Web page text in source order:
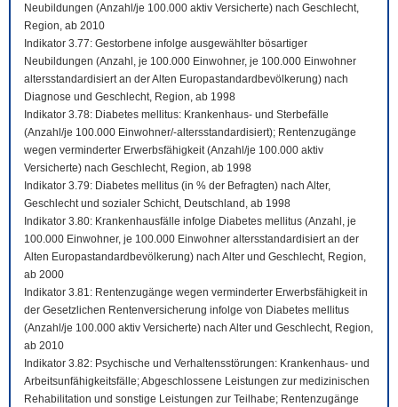
Neubildungen (Anzahl/je 100.000 aktiv Versicherte) nach Geschlecht,
Region, ab 2010
Indikator 3.77: Gestorbene infolge ausgewählter bösartiger
Neubildungen (Anzahl, je 100.000 Einwohner, je 100.000 Einwohner
altersstandardisiert an der Alten Europastandardbevölkerung) nach
Diagnose und Geschlecht, Region, ab 1998
Indikator 3.78: Diabetes mellitus: Krankenhaus- und Sterbefälle
(Anzahl/je 100.000 Einwohner/-altersstandardisiert); Rentenzugänge
wegen verminderter Erwerbsfähigkeit (Anzahl/je 100.000 aktiv
Versicherte) nach Geschlecht, Region, ab 1998
Indikator 3.79: Diabetes mellitus (in % der Befragten) nach Alter,
Geschlecht und sozialer Schicht, Deutschland, ab 1998
Indikator 3.80: Krankenhausfälle infolge Diabetes mellitus (Anzahl, je
100.000 Einwohner, je 100.000 Einwohner altersstandardisiert an der
Alten Europastandardbevölkerung) nach Alter und Geschlecht, Region,
ab 2000
Indikator 3.81: Rentenzugänge wegen verminderter Erwerbsfähigkeit in
der Gesetzlichen Rentenversicherung infolge von Diabetes mellitus
(Anzahl/je 100.000 aktiv Versicherte) nach Alter und Geschlecht, Region,
ab 2010
Indikator 3.82: Psychische und Verhaltensstörungen: Krankenhaus- und
Arbeitsunfähigkeitsfälle; Abgeschlossene Leistungen zur medizinischen
Rehabilitation und sonstige Leistungen zur Teilhabe; Rentenzugänge